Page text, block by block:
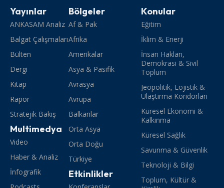
Yayınlar
ANKASAM Analiz
Balgat Çalışmaları
Bülten
Dergi
Kitap
Rapor
Stratejik Bakış
Multimedya
Video
Haber & Analiz
İnfografik
Bölgeler
Af & Pak
Afrika
Amerikalar
Asya & Pasifik
Avrasya
Avrupa
Balkanlar
Orta Asya
Orta Doğu
Türkiye
Etkinlikler
Konular
Eğitim
İklim & Enerji
İnsan Hakları,
Demokrasi & Sivil
Toplum
Jeopolitik, Lojistik &
Ulaştırma Koridorları
Küresel Ekonomi &
Kalkınma
Küresel Sağlık
Savunma & Güvenlik
Teknoloji & Bilgi
Toplum, Kültür &